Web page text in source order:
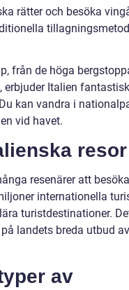
rätter och besöka
från de höga
erbjuder Italien
kan vandra i
vid havet.
resor
resenärer att
internationella
turistdestinationer.
landets breda utbud av
av